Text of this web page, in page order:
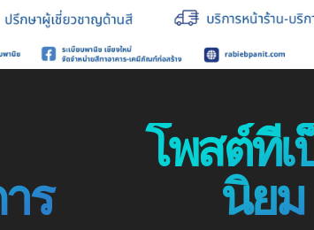
ร
โพสต์ที่
นิยม